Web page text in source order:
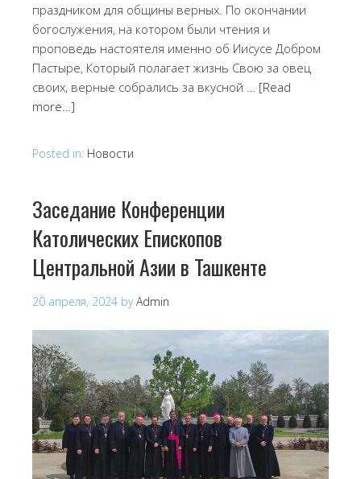
праздником для общины верных. По окончании
богослужения, на котором были чтения и
проповедь настоятеля именно об Иисусе Добром
Пастыре, Который полагает жизнь Свою за овец
своих, верные собрались за вкусной … [Read
more…]
Posted in: Новости
Заседание Конференции
Католических Епископов
Центральной Азии в Ташкенте
20 апреля, 2024 byAdmin